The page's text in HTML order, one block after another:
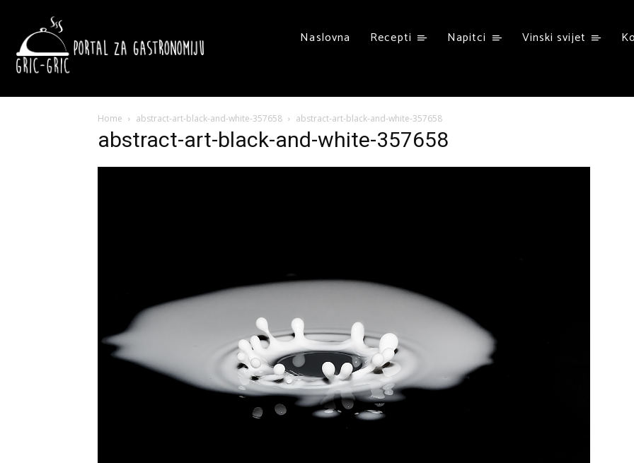
Naslovna Recepti Napitci Vinski svijet
Home abstract-art-black-and-white-357658 abstract-art-black-and-white-357658
abstract-art-black-and-white-357658